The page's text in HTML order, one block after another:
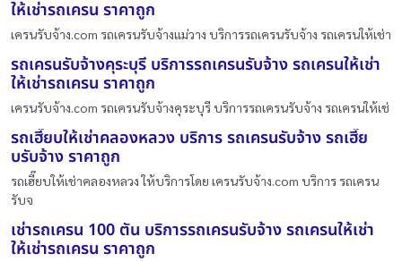
ให้เช่ารถเครน ราคาถูก
เครนรับจ้าง.com รถเครนรับจ้างแม่วาง บริการรถเครนรับจ้าง รถเครนให้เช่า
รถเครนรับจ้างคุระบุรี บริการรถเครนรับจ้าง รถเครนให้เช่า
ให้เช่ารถเครน ราคาถูก
เครนรับจ้าง.com รถเครนรับจ้างคุระบุรี บริการรถเครนรับจ้าง รถเครนให้เช่
รถเฮี๊ยบให้เช่าคลองหลวง บริการ รถเครนรับจ้าง รถเฮี๊ย
บรับจ้าง ราคาถูก
รถเฮี๊ยบให้เช่าคลองหลวง ให้บริการโดย เครนรับจ้าง.com บริการ รถเครน
รับจ
เช่ารถเครน 100 ตัน บริการรถเครนรับจ้าง รถเครนให้เช่า
ให้เช่ารถเครน ราคาถูก